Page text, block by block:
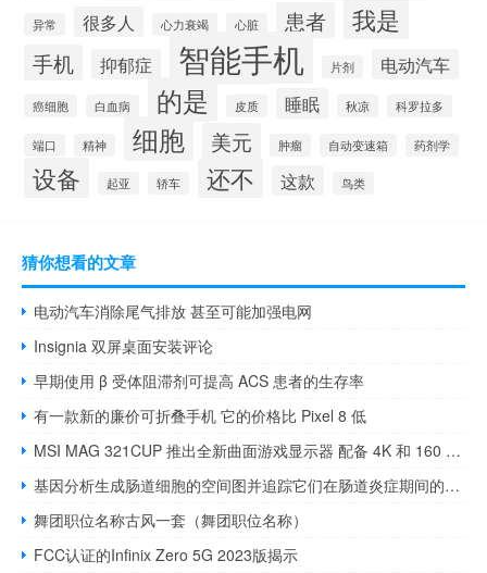
异常 很多人 心力衰竭 心脏 患者 我是
手机 抑郁症 智能手机 片剂 电动汽车
癌细胞 白血病 的是 皮质 睡眠 秋凉 科罗拉多
端口 精神 细胞 美元 肿瘤 自动变速箱 药剂学
设备 起亚 轿车 还不 这款 鸟类
猜你想看的文章
电动汽车消除尾气排放 甚至可能加强电网
Insignia 双屏桌面安装评论
早期使用 β 受体阻滞剂可提高 ACS 患者的生存率
有一款新的廉价可折叠手机 它的价格比 Pixel 8 低
MSI MAG 321CUP 推出全新曲面游戏显示器 配备 4K 和 160 Hz VA 面板
基因分析生成肠道细胞的空间图并追踪它们在肠道炎症期间的轨迹
舞团职位名称古风一套（舞团职位名称）
FCC认证的Infinix Zero 5G 2023版揭示